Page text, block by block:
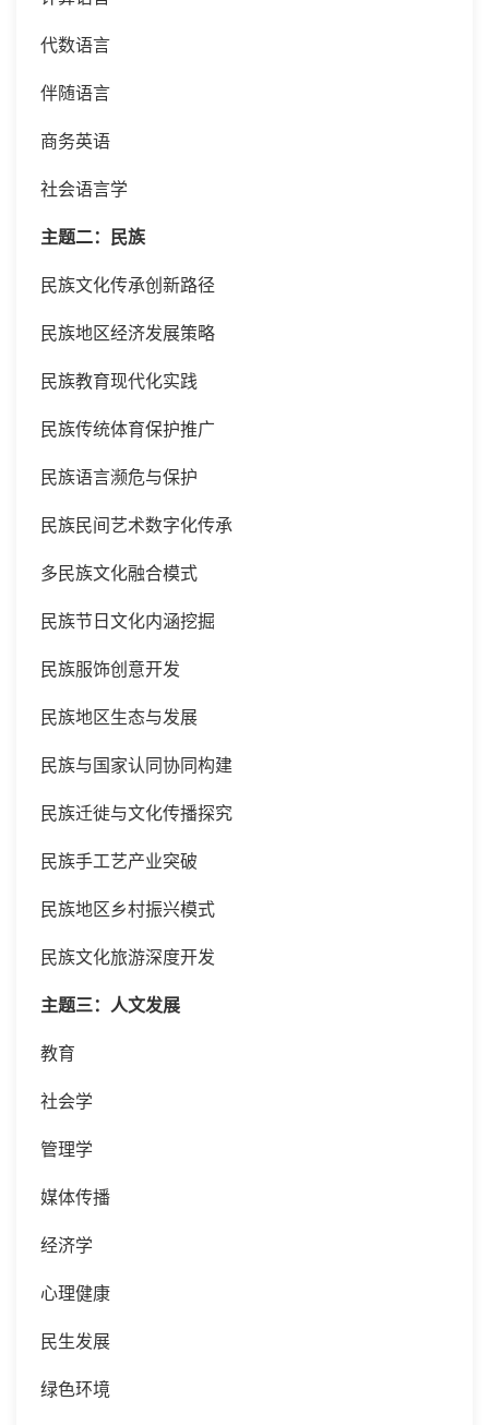
代数语言
伴随语言
商务英语
社会语言学
主题二：民族
民族文化传承创新路径
民族地区经济发展策略
民族教育现代化实践
民族传统体育保护推广
民族语言濒危与保护
民族民间艺术数字化传承
多民族文化融合模式
民族节日文化内涵挖掘
民族服饰创意开发
民族地区生态与发展
民族与国家认同协同构建
民族迁徙与文化传播探究
民族手工艺产业突破
民族地区乡村振兴模式
民族文化旅游深度开发
主题三：人文发展
教育
社会学
管理学
媒体传播
经济学
心理健康
民生发展
绿色环境